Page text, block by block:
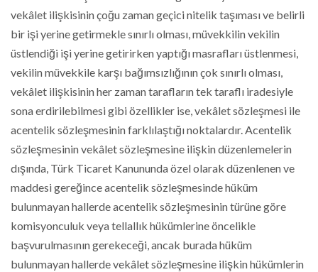
vekâlet ilişkisinin çoğu zaman geçici nitelik taşıması ve belirli
bir işi yerine getirmekle sınırlı olması, müvekkilin vekilin
üstlendiği işi yerine getirirken yaptığı masrafları üstlenmesi,
vekilin müvekkile karşı bağımsızlığının çok sınırlı olması,
vekâlet ilişkisinin her zaman tarafların tek taraflı iradesiyle
sona erdirilebilmesi gibi özellikler ise, vekâlet sözleşmesi ile
acentelik sözleşmesinin farklılaştığı noktalardır. Acentelik
sözleşmesinin vekâlet sözleşmesine ilişkin düzenlemelerin
dışında, Türk Ticaret Kanununda özel olarak düzenlenen ve
maddesi gereğince acentelik sözleşmesinde hüküm
bulunmayan hallerde acentelik sözleşmesinin türüne göre
komisyonculuk veya tellallık hükümlerine öncelikle
başvurulmasının gerekeceği, ancak burada hüküm
bulunmayan hallerde vekâlet sözleşmesine ilişkin hükümlerin